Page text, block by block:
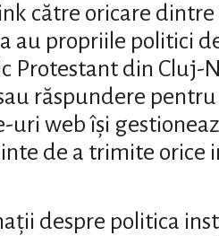
către oricare
au propriile politici
Protestant din Cluj-
răspundere
uri web își
de a trimite orice
despre politica